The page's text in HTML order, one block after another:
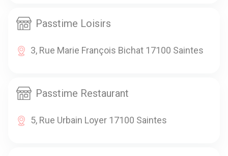
Passtime Loisirs
3, Rue Marie François Bichat 17100 Saintes
Passtime Restaurant
5, Rue Urbain Loyer 17100 Saintes